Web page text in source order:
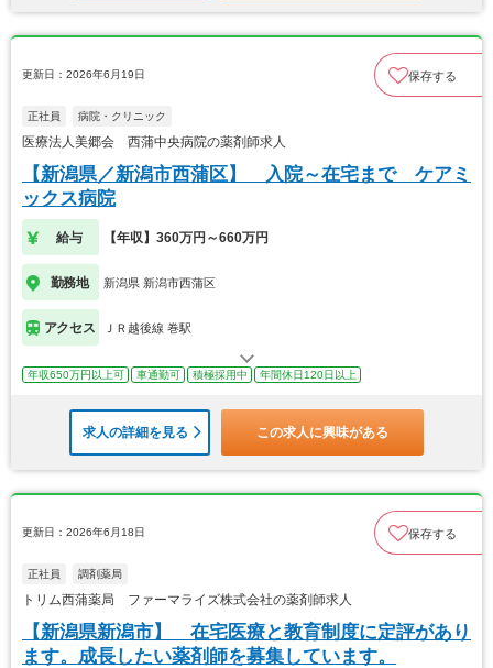
更新日：2026年6月19日 保存する
正社員 病院・クリニック
医療法人美郷会 西蒲中央病院の薬剤師求人
【新潟県／新潟市西蒲区】 入院～在宅まで ケアミ
ックス病院
給与 【年収】360万円～660万円
勤務地 新潟県 新潟市西蒲区
アクセス ＪＲ越後線 巻駅
年収650万円以上可 車通勤可 積極採用中 年間休日120日以上
求人の詳細を見る この求人に興味がある
更新日：2026年6月18日 保存する
正社員 調剤薬局
トリム西蒲薬局 ファーマライズ株式会社の薬剤師求人
【新潟県新潟市】 在宅医療と教育制度に定評があり
ます。成長したい薬剤師を募集しています。